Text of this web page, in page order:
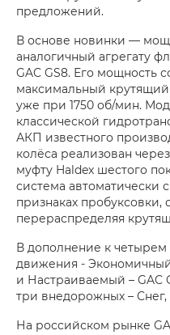
предложений.
В основе новинки —
аналогичный агрегату
GAC GS8. Его мощность
максимальный
уже при 1750 об/мин.
классической
АКП известного
колёса реализован
муфту Haldex шестого
система автоматически
признаках пробуксовки,
перераспределяя
В дополнение к
движения -
и Настраиваемый – GAC
три внедорожных – Снег,
На российском рынке